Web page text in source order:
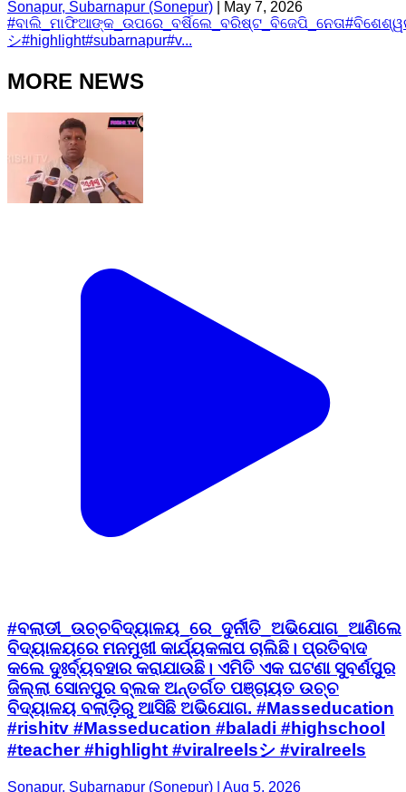
Sonapur, Subarnapur (Sonepur)
May 7, 2026
#ବାଲି_ମାଫିଆଙ୍କ_ଉପରେ_ବର୍ଷିଲେ_ବରିଷ୍ଟ_ବିଜେପି_ନେତା#
シ#highlight#subarnapur#v...
MORE NEWS
#ବଲାଡୀ_ଉଚ୍ଚବିଦ୍ୟାଳୟ_ରେ_ଦୁର୍ନୀତି_ଅଭିଯୋଗ_ଆଣିଲେ
ବିଦ୍ୟାଳୟରେ ମନମୁଖୀ କାର୍ଯ୍ୟକଳାପ ଚାଲିଛି। ପ୍ରତିବାଦ
କଲେ ଦୁଃର୍ବ୍ୟବହାର କରାଯାଉଛି। ଏମିତି ଏକ ଘଟଣା ସୁବର୍ଣପୁର
ଜିଲ୍ଲା ସୋନପୁର ବ୍ଲକ ଅନ୍ତର୍ଗତ ପଞ୍ଚାୟତ ଉଚ୍ଚ
ବିଦ୍ୟାଳୟ ବଲାଡ଼ିରୁ ଆସିଛି ଅଭିଯୋଗ. #Masseducation
#rishitv #Masseducation #baladi #highschool
#teacher #highlight #viralreelsシ #viralreels
Sonapur, Subarnapur (Sonepur) | Aug 5, 2026